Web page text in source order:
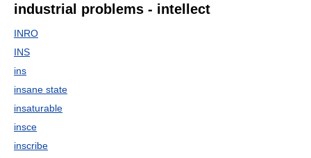
industrial problems - intellect
INRO
INS
ins
insane state
insaturable
insce
inscribe